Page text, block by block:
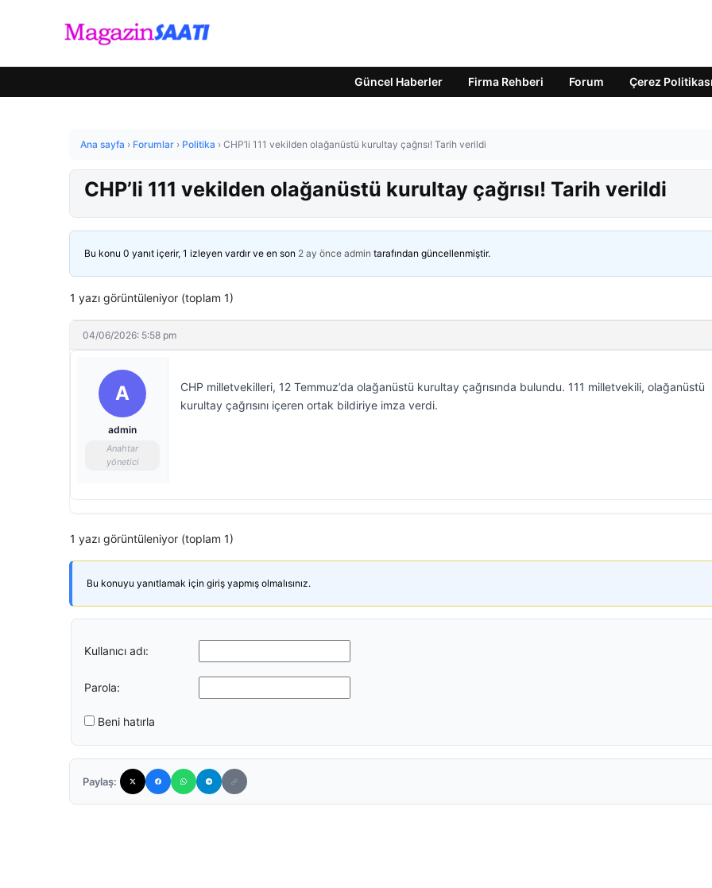
Güncel Haberler Firma Rehberi Forum Çerez Politikası
Ana sayfa › Forumlar › Politika › CHP’li 111 vekilden olağanüstü kurultay çağrısı! Tarih verildi
CHP’li 111 vekilden olağanüstü kurultay çağrısı! Tarih verildi
Bu konu 0 yanıt içerir, 1 izleyen vardır ve en son 2 ay önce admin tarafından güncellenmiştir.
1 yazı görüntüleniyor (toplam 1)
04/06/2026: 5:58 pm
A
admin
Anahtar
yönetici
CHP milletvekilleri, 12 Temmuz’da olağanüstü kurultay çağrısında bulundu. 111 milletvekili, olağanüstü
kurultay çağrısını içeren ortak bildiriye imza verdi.
1 yazı görüntüleniyor (toplam 1)
Bu konuyu yanıtlamak için giriş yapmış olmalısınız.
Kullanıcı adı:
Parola:
Beni hatırla
Paylaş: